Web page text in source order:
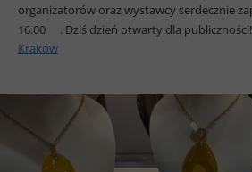
organizatorów oraz wystawcy serdecznie
16.00
. Dziś dzień otwarty dla
Kraków